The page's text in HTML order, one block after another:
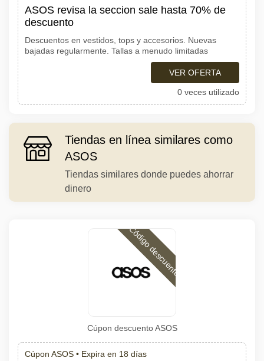
ASOS revisa la seccion sale hasta 70% de
descuento
Descuentos en vestidos, tops y accesorios. Nuevas
bajadas regularmente. Tallas a menudo limitadas
VER OFERTA
0 veces utilizado
Tiendas en línea similares como
ASOS
Tiendas similares donde puedes ahorrar
dinero
Código descuento
Cúpon descuento ASOS
Cúpon ASOS • Expira en 18 días